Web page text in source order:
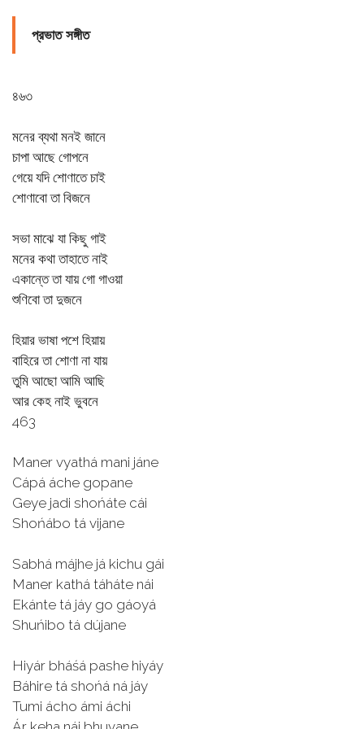
প্রভাত সঙ্গীত
৪৬৩
মনের ব্যথা মনই জানে
চাপা আছে গোপনে
গেয়ে যদি শোণাতে চাই
শোণাবো তা বিজনে
সভা মাঝে যা কিছু গাই
মনের কথা তাহাতে নাই
একান্তে তা যায় গো গাওয়া
শুণিবো তা দুজনে
হিয়ার ভাষা পশে হিয়ায়
বাহিরে তা শোণা না যায়
তুমি আছো আমি আছি
আর কেহ নাই ভুবনে
463
Maner vyathá mani jáne
Cápá áche gopane
Geye jadi shońáte cái
Shońábo tá vijane
Sabhá májhe já kichu gái
Maner kathá táháte nái
Ekánte tá jáy go gáoyá
Shuńibo tá dújane
Hiyár bháśá pashe hiyáy
Báhire tá shońá ná jáy
Tumi ácho ámi áchi